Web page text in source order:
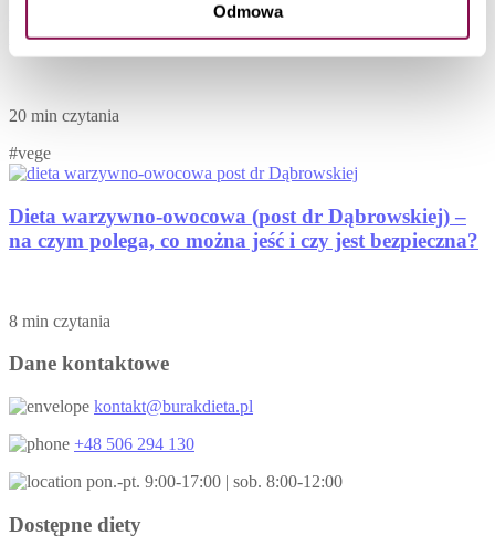
Odmowa
Co zrobić, żeby nie podjadać? Skuteczne metody
realne do wdrożenia
20 min czytania
#vege
Dieta warzywno-owocowa (post dr Dąbrowskiej) –
na czym polega, co można jeść i czy jest bezpieczna?
8 min czytania
Dane kontaktowe
kontakt@burakdieta.pl
+48 506 294 130
pon.-pt. 9:00-17:00 | sob. 8:00-12:00
Dostępne diety